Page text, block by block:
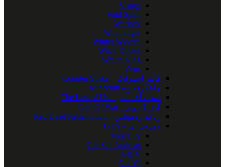
Visage
Void Spirit
Warlock
Windranger
Winter Wyvern
Witch Doctor
Wraith King
Zeus
کانتر استرایک – Counter Strike
ماینکرفت – Minecraft
لست آف آس – The Last of Us
گاد آف وار – God Of War
رد دد ردمپشن – Red Dead Redemption
جی تی ای – GTA
Vice City
Gta San Andreas
Gta V
Gta VI